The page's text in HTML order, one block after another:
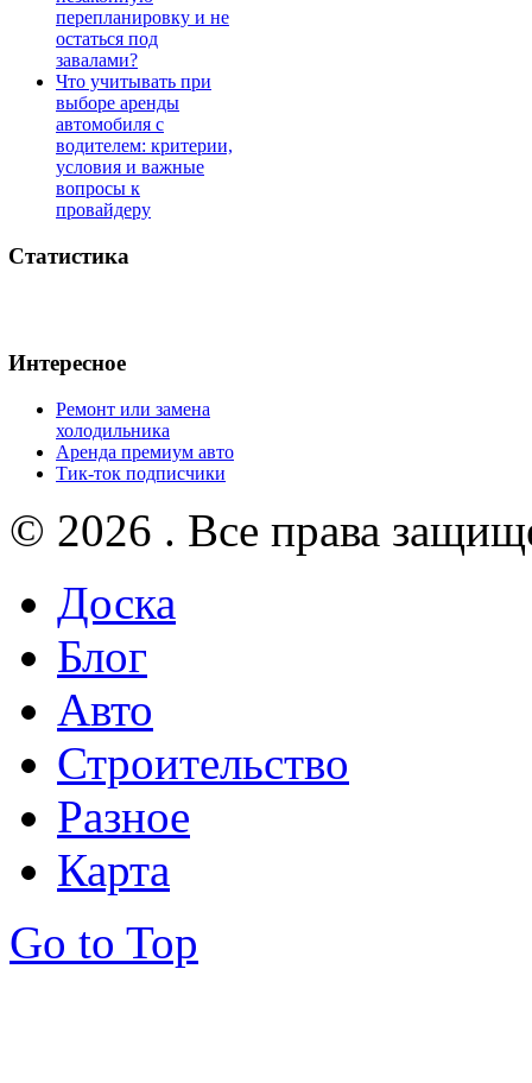
перепланировку и не
остаться под
завалами?
Что учитывать при
выборе аренды
автомобиля с
водителем: критерии,
условия и важные
вопросы к
провайдеру
Статистика
Интересное
Ремонт или замена
холодильника
Аренда премиум авто
Тик-ток подписчики
© 2026 . Все права
Доска
Блог
Авто
Строительство
Разное
Карта
Go to Top